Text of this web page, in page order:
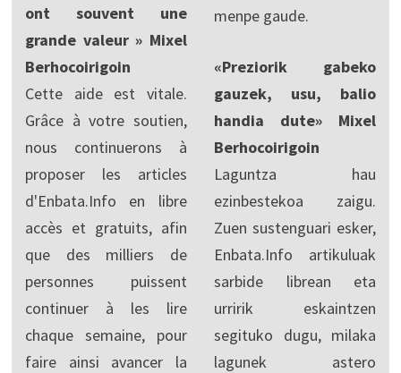
ont souvent une
grande valeur » Mixel
Berhocoirigoin
Cette aide est vitale.
Grâce à votre soutien,
nous continuerons à
proposer les articles
d'Enbata.Info en libre
accès et gratuits, afin
que des milliers de
personnes puissent
continuer à les lire
chaque semaine, pour
faire ainsi avancer la
menpe gaude.
«Preziorik gabeko
gauzek, usu, balio
handia dute» Mixel
Berhocoirigoin
Laguntza hau
ezinbestekoa zaigu.
Zuen sustenguari esker,
Enbata.Info artikuluak
sarbide librean eta
urririk eskaintzen
segituko dugu, milaka
lagunek astero